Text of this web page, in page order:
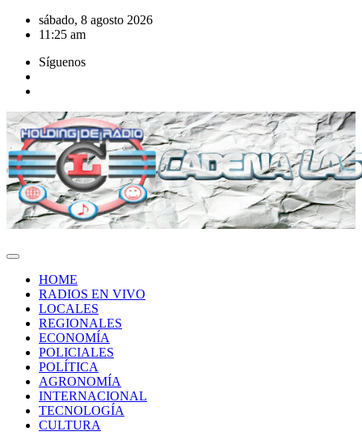
Saltar
sábado, 8 agosto 2026
11:25 am
Síguenos
HOME
RADIOS EN VIVO
LOCALES
REGIONALES
ECONOMÍA
POLICIALES
POLÍTICA
AGRONOMÍA
INTERNACIONAL
TECNOLOGÍA
CULTURA